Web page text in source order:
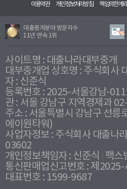
이용약관 개인정보처리방침 책임의한계
대출중개분야 방문자수
11년 연속 1위
사이트명 : 대출나라대부중개
대부중개업 상호명 : 주식회사
자 : 신준식
등록번호 : 2025-서울강남-
관 : 서울 강남구 지역경제과
주소 : 서울특별시 강남구 선릉
에이원타워)
사업자정보 : 주식회사 대출나
03602
개인정보책임자 : 신준식
팩스
통신판매업신고번호 : 제
대표번호 : 1599-9687